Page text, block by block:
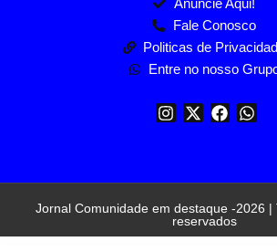
Fale Conosco
Politicas de
Entre no nosso
Jornal Comunidade em destaque -2026 |
reservados